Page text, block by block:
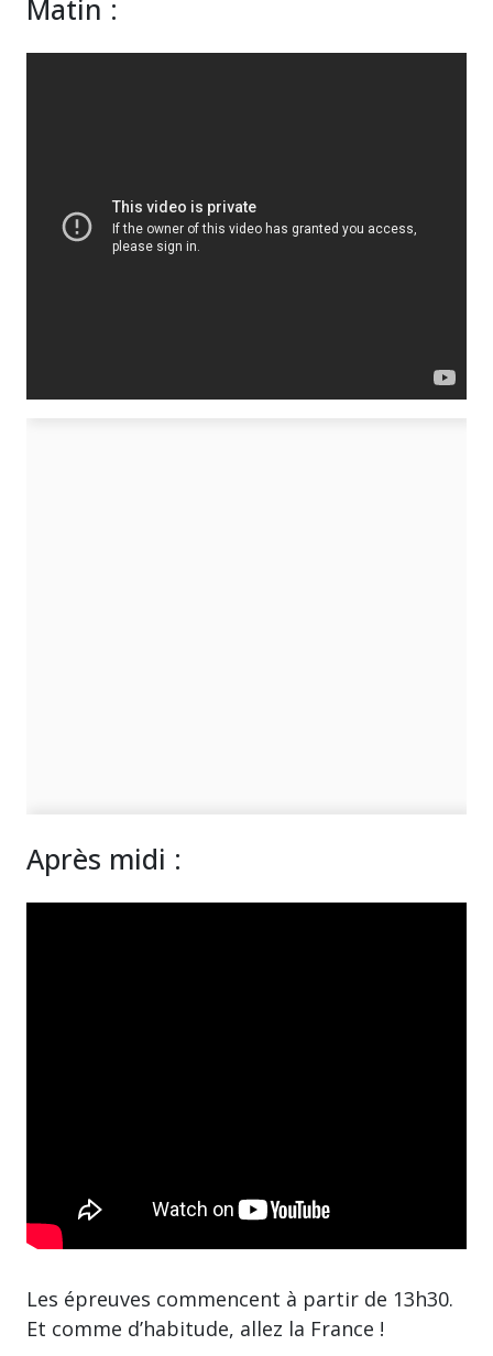
Matin :
Après midi :
Les épreuves commencent à partir de 13h30.
Et comme d’habitude, allez la France !